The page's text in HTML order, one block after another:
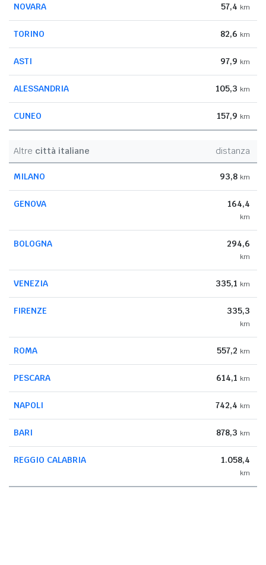
NOVARA 57,4 km
TORINO 82,6 km
ASTI 97,9 km
ALESSANDRIA 105,3 km
CUNEO 157,9 km
Altre città italiane distanza
MILANO 93,8 km
GENOVA 164,4
km
BOLOGNA 294,6
km
VENEZIA 335,1 km
FIRENZE 335,3
km
ROMA 557,2 km
PESCARA 614,1 km
NAPOLI 742,4 km
BARI 878,3 km
REGGIO CALABRIA 1.058,4
km